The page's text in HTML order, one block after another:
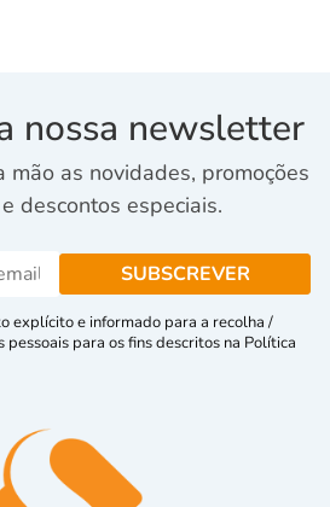
nossa newsletter
mão as novidades, promoções
descontos especiais.
explícito e informado para a recolha /
para os fins descritos na Política